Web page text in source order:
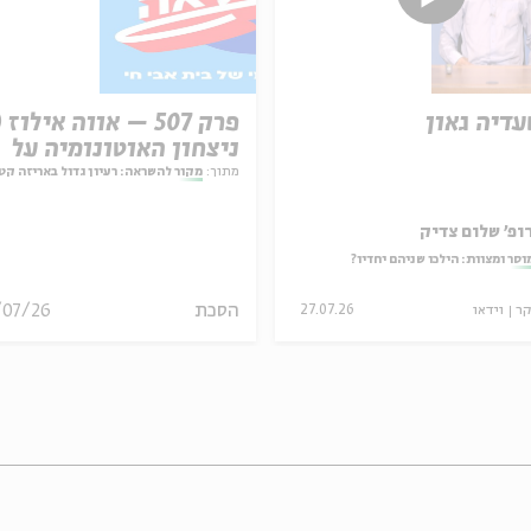
ניצחון האוטונומיה על
המחויבות
מתוך: מקור להשראה: רעיון גדול באריזה
הסכת 26
גאון
שלום צדיק
ומצוות: הילכו שניהם יחדיו?
וידאו 27.07.26